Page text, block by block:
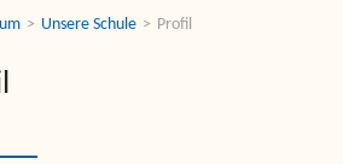
Unsere Schule Profil